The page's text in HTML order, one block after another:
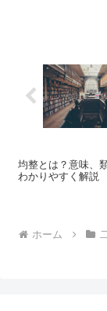
均整とは？意味、
わかりやすく解説
ホーム